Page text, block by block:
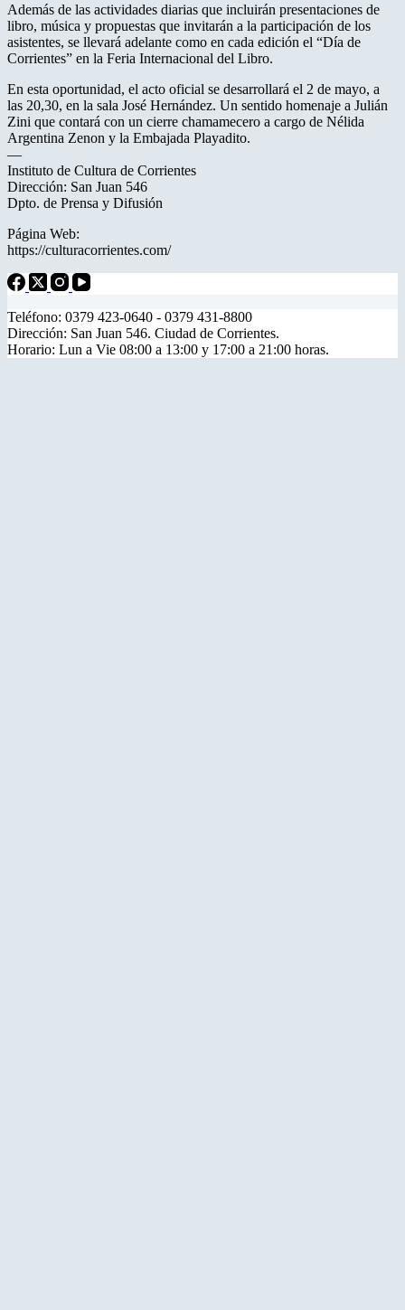
Además de las actividades diarias que incluirán presentaciones de
libro, música y propuestas que invitarán a la participación de los
asistentes, se llevará adelante como en cada edición el “Día de
Corrientes” en la Feria Internacional del Libro.
En esta oportunidad, el acto oficial se desarrollará el 2 de mayo, a
las 20,30, en la sala José Hernández. Un sentido homenaje a Julián
Zini que contará con un cierre chamamecero a cargo de Nélida
Argentina Zenon y la Embajada Playadito.
—
Instituto de Cultura de Corrientes
Dirección: San Juan 546
Dpto. de Prensa y Difusión
Página Web:
https://culturacorrientes.com/
Teléfono: 0379 423-0640 - 0379 431-8800
Dirección: San Juan 546. Ciudad de Corrientes.
Horario: Lun a Vie 08:00 a 13:00 y 17:00 a 21:00 horas.